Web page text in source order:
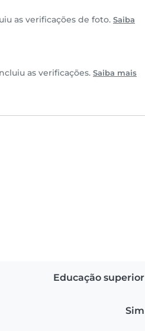
as verificações de foto. Saiba
as verificações. Saiba mais
Educação superior
Sim